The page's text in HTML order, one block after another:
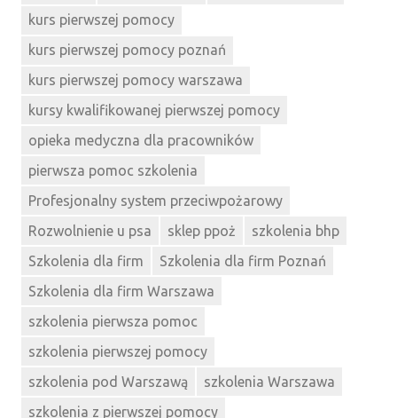
kurs pierwszej pomocy
kurs pierwszej pomocy poznań
kurs pierwszej pomocy warszawa
kursy kwalifikowanej pierwszej pomocy
opieka medyczna dla pracowników
pierwsza pomoc szkolenia
Profesjonalny system przeciwpożarowy
Rozwolnienie u psa
sklep ppoż
szkolenia bhp
Szkolenia dla firm
Szkolenia dla firm Poznań
Szkolenia dla firm Warszawa
szkolenia pierwsza pomoc
szkolenia pierwszej pomocy
szkolenia pod Warszawą
szkolenia Warszawa
szkolenia z pierwszej pomocy